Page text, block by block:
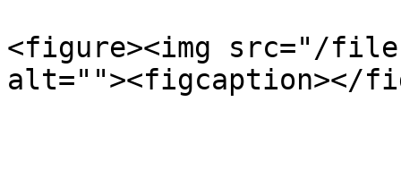
<figure><img src="/
alt=""><figcaption></